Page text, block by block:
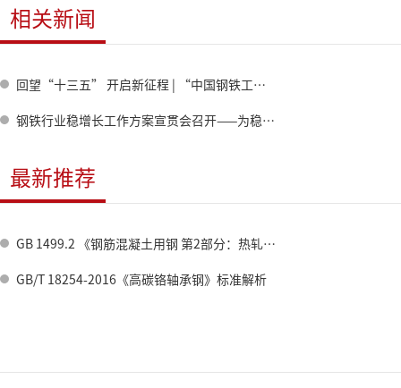
相关新闻
回望“十三五” 开启新征程 | “中国钢铁工业‘十三五’科技创新成果展——唐山站”盛大开启
钢铁行业稳增长工作方案宣贯会召开——为稳经济挑大梁 钢铁这样“稳增长”
最新推荐
GB 1499.2 《钢筋混凝土用钢 第2部分：热轧带肋钢筋》标准修订情况
GB/T 18254-2016《高碳铬轴承钢》标准解析